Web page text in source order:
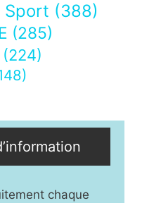
Sport (388)
(285)
(224)
chaque